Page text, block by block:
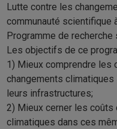
Lutte contre les
communauté scientifique
Programme de
Les objectifs de ce
1) Mieux comprendre
changements
leurs infrastructures;
2) Mieux cerner les coûts
climatiques dans ces